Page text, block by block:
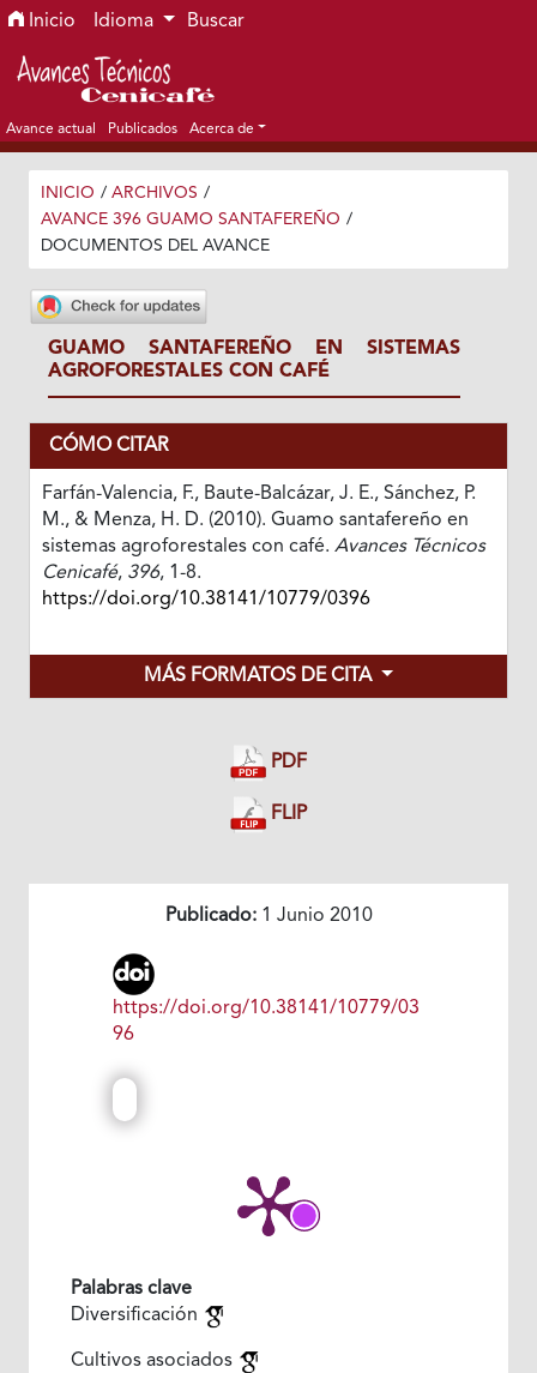
Ir al menú de navegación principal
Ir al contenido principal
Ir al pie de página del sitio
Inicio Idioma Buscar
Avance actual Publicados Acerca de
INICIO / ARCHIVOS /
AVANCE 396 GUAMO SANTAFEREÑO /
DOCUMENTOS DEL AVANCE
GUAMO SANTAFEREÑO EN SISTEMAS
AGROFORESTALES CON CAFÉ
CÓMO CITAR
Farfán-Valencia, F., Baute-Balcázar, J. E., Sánchez, P.
M., & Menza, H. D. (2010). Guamo santafereño en
sistemas agroforestales con café. Avances Técnicos
Cenicafé, 396, 1-8.
https://doi.org/10.38141/10779/0396
MÁS FORMATOS DE CITA
PDF
FLIP
Publicado:1 Junio 2010
https://doi.org/10.38141/10779/03
96
Palabras clave
Diversificación
Cultivos asociados